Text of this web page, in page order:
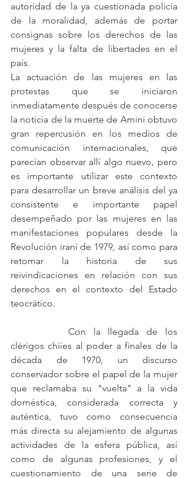
autoridad de la ya cuestionada policía
de la moralidad, además de portar
consignas sobre los derechos de las
mujeres y la falta de libertades en el
país.
La actuación de las mujeres en las
protestas que se iniciaron
inmediatamente después de conocerse
la noticia de la muerte de Amini obtuvo
gran repercusión en los medios de
comunicación internacionales, que
parecían observar allí algo nuevo, pero
es importante utilizar este contexto
para desarrollar un breve análisis del ya
consistente e importante papel
desempeñado por las mujeres en las
manifestaciones populares desde la
Revolución iraní de 1979, así como para
retomar la historia de sus
reivindicaciones en relación con sus
derechos en el contexto del Estado
teocrático.
clérigos chiíes al poder a finales de la
década de 1970, un discurso
conservador sobre el papel de la mujer
que reclamaba su "vuelta" a la vida
doméstica, considerada correcta y
auténtica, tuvo como consecuencia
más directa su alejamiento de algunas
actividades de la esfera pública, así
como de algunas profesiones, y el
cuestionamiento de una serie de